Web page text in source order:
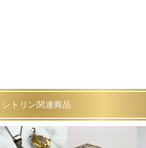
シトリン関連商品